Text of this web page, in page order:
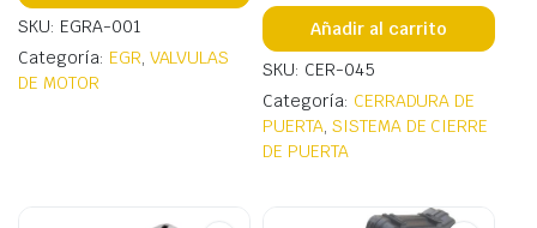
SKU: EGRA-001
Categoría: EGR, VALVULAS
DE MOTOR
Añadir al carrito
SKU: CER-045
Categoría: CERRADURA DE
PUERTA, SISTEMA DE CIERRE
DE PUERTA